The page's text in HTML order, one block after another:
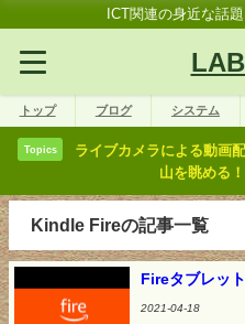
ICT関連の身近な話
トップ ブログ システム
Topics
ライブカメラによる動画
山を眺める
Kindle Fireの記事一覧
Fireタブレッ
2021-04-18